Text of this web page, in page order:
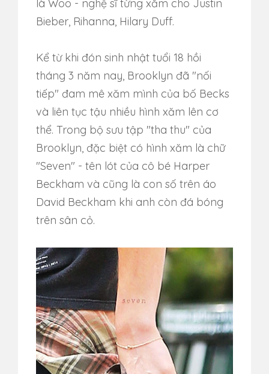
là Woo - nghệ sĩ từng xăm cho Justin
Bieber, Rihanna, Hilary Duff.
Kể từ khi đón sinh nhật tuổi 18 hồi
tháng 3 năm nay, Brooklyn đã "nối
tiếp" đam mê xăm mình của bố Becks
và liên tục tậu nhiều hình xăm lên cơ
thể. Trong bộ sưu tập "tha thu" của
Brooklyn, đặc biệt có hình xăm là chữ
"Seven" - tên lót của cô bé Harper
Beckham và cũng là con số trên áo
David Beckham khi anh còn đá bóng
trên sân cỏ.